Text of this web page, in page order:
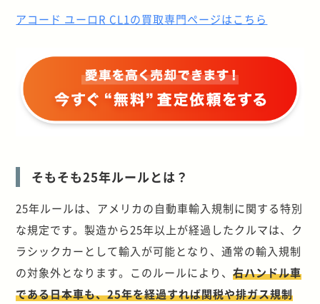
アコード ユーロR CL1の買取専門ページはこちら
そもそも25年ルールとは？
25年ルールは、アメリカの自動車輸入規制に関する特別
な規定です。製造から25年以上が経過したクルマは、ク
ラシックカーとして輸入が可能となり、通常の輸入規制
の対象外となります。このルールにより、右ハンドル車
である日本車も、25年を経過すれば関税や排ガス規制